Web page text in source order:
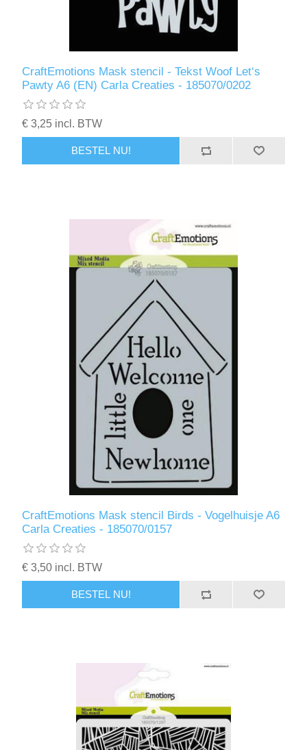
CraftEmotions Mask stencil - Tekst Woof Let‘s
Pawty A6 (EN) Carla Creaties - 185070/0202
€ 3,25 incl. BTW
BESTEL NU!
CraftEmotions Mask stencil Birds - Vogelhuisje A6
Carla Creaties - 185070/0157
€ 3,50 incl. BTW
BESTEL NU!